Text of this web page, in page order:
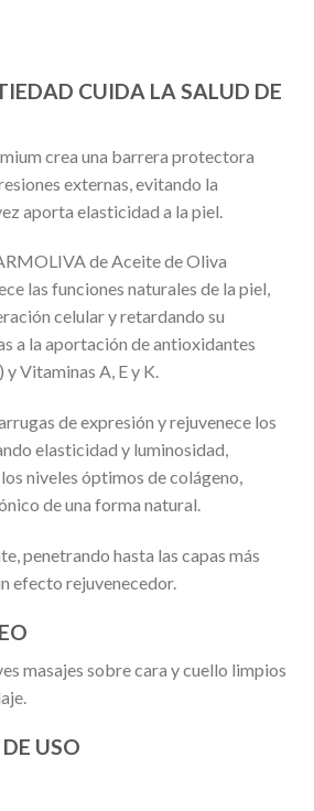
CUIDA LA SALUD DE
crea una barrera protectora
externas, evitando la
aporta elasticidad a la piel.
de Aceite de Oliva
las funciones naturales de la piel,
celular y retardando su
a la aportación de antioxidantes
Vitaminas A, E y K.
de expresión y rejuvenece los
elasticidad y luminosidad,
niveles óptimos de colágeno,
de una forma natural.
penetrando hasta las capas más
efecto rejuvenecedor.
masajes sobre cara y cuello limpios
USO